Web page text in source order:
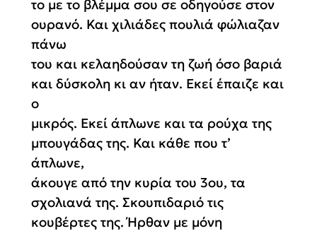
το με το βλέμμα σου σε οδηγούσε στον
ουρανό. Και χιλιάδες πουλιά φώλιαζαν
πάνω
του και κελαηδούσαν τη ζωή όσο βαριά
και δύσκολη κι αν ήταν. Εκεί έπαιζε και
ο
μικρός. Εκεί άπλωνε και τα ρούχα της
μπουγάδας της. Και κάθε που τ’
άπλωνε,
άκουγε από την κυρία του 3ου, τα
σχολιανά της. Σκουπιδαριό τις
κουβέρτες της. Ήρθαν με μόνη